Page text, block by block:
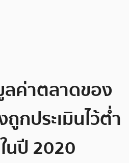
ลค่าตลาดของ
กประเมินไว้ต่ำ
นปี 2020